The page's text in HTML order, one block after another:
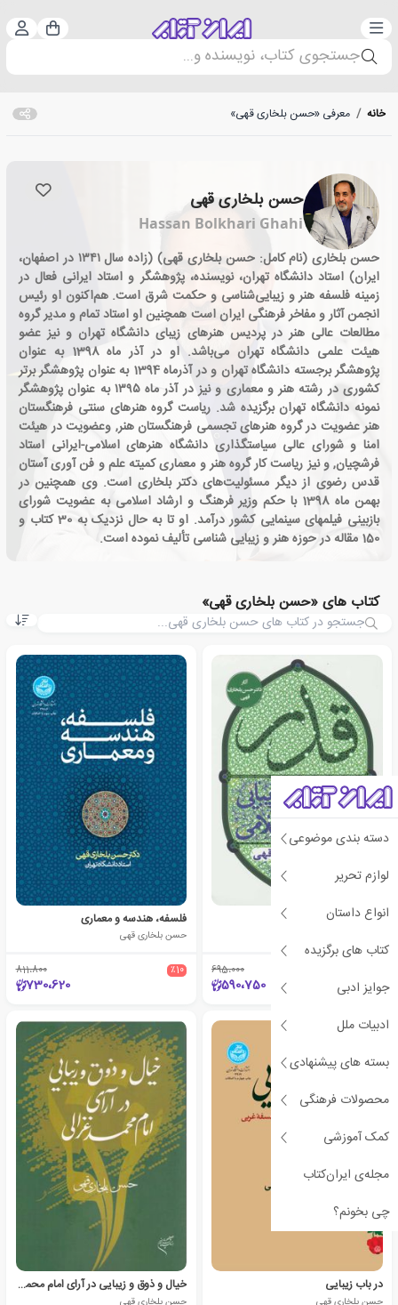
دسته‌بندی سبد
جستجوی کتاب، نویسنده و...
دسته بندی موضوعی
لوازم تحریر
انواع داستان
کتاب های برگزیده
جوایز ادبی
ادبیات ملل
بسته های پیشنهادی
محصولات فرهنگی
کمک آموزشی
مجله‌ی ایران‌کتاب
چی بخونم؟
خانه / معرفی «حسن بلخاری قهی»
حسن بلخاری قهی
Hassan Bolkhari Ghahi
حسن بلخاری (نام کامل: حسن بلخاری قهی) (زاده سال ۱۳۴۱ در اصفهان،
ایران) استاد دانشگاه تهران، نویسنده، پژوهشگر و استاد ایرانی فعال در
زمینه فلسفه هنر و زیبایی‌شناسی و حکمت شرق است. هم‌اکنون او رئیس
انجمن آثار و مفاخر فرهنگی ایران است همچنین او استاد تمام و مدیر گروه
مطالعات عالی هنر در پردیس هنرهای زیبای دانشگاه تهران و نیز عضو
هیئت علمی دانشگاه تهران می‌باشد. او در آذر ماه 1398 به عنوان
پژوهشگر برجسته دانشگاه تهران و در آذرماه 1394 به عنوان پژوهشگر برتر
کشوری در رشته هنر و معماری و نیز در آذر ماه ۱۳۹۵ به عنوان پژوهشگر
نمونه دانشگاه تهران برگزیده شد. ریاست گروه هنرهای سنتی فرهنگستان
هنر عضویت در گروه هنرهای تجسمی فرهنگستان هنر, وعضویت در هیئت
امنا و شورای عالی سیاستگذاری دانشگاه هنرهای اسلامی-ایرانی استاد
فرشچیان, و نیز ریاست کار گروه هنر و معماری کمیته علم و فن آوری آستان
قدس رضوی از دیگر مسئولیت‌های دکتر بلخاری است. وی همچنین در
بهمن ماه 1398 با حکم وزیر فرهنگ و ارشاد اسلامی به عضویت شورای
بازبینی فیلمهای سینمایی کشور درآمد. او تا به حال نزدیک به 30 کتاب و
150 مقاله در حوزه هنر و زیبایی شناسی تألیف نموده است.
کتاب های «حسن بلخاری قهی»
قدر
695،000
590،750
فلسفه، هندسه و معماری
حسن بلخاری قهی
٪10 811،800
730،620
در باب زیبایی
حسن بلخاری قهی
خیال و ذوق و زیبایی در آرای امام محمد غزالی
حسن بلخاری قهی